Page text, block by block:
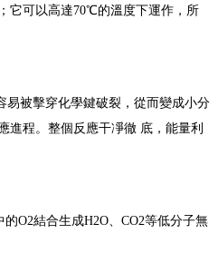
它可以高達70℃的溫度下運作，所
易被擊穿化學鍵破裂，從而變成小分
進程。整個反應干凈徹 底，能量利
O2結合生成H2O、CO2等低分子無